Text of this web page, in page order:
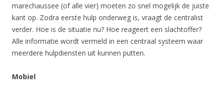
marechaussee (of alle vier) moeten zo snel mogelijk de juiste
kant op. Zodra eerste hulp onderweg is, vraagt de centralist
verder. Hoe is de situatie nu? Hoe reageert een slachtoffer?
Alle informatie wordt vermeld in een centraal systeem waar
meerdere hulpdiensten uit kunnen putten.
Mobiel